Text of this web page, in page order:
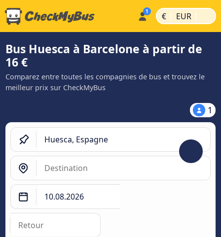
€ | EUR |
Bus Huesca à Barcelone à partir de
16 €
Comparez entre toutes les compagnies de bus et trouvez le
meilleur prix sur CheckMyBus
1